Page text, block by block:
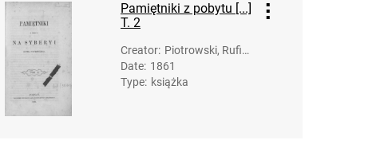
Pamiętniki z pobytu [...]
T. 2
Creator: Piotrowski, Rufin
(1806-1872)
Date: 1861
Type: książka